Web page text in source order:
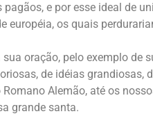
e por esse ideal de
européia, os quais
sua oração, pelo exemplo de
de idéias grandiosas,
Alemão, até os
grande santa.